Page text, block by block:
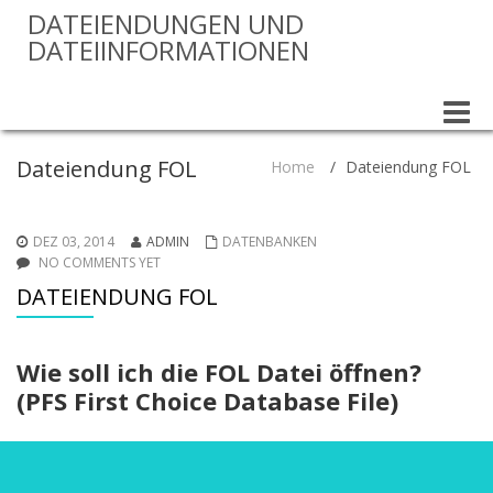
DATEIENDUNGEN UND
DATEIINFORMATIONEN
Toggle
Dateiendung FOL Home / Dateiendung FOL
DEZ 03, 2014 ADMIN
DATENBANKEN
NO COMMENTS YET
DATEIENDUNG FOL
Wie soll ich die FOL Datei öffnen?
(PFS First Choice Database File)